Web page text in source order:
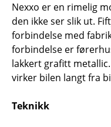
Nexxo er en rimelig
den ikke ser slik ut.
forbindelse med
forbindelse er
lakkert grafitt
virker bilen langt fra
Teknikk